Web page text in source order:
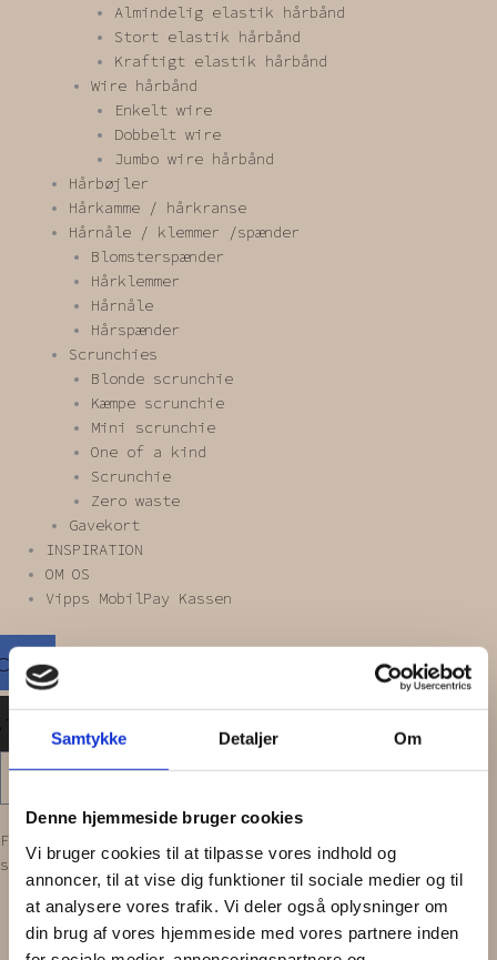
Samtykke Detaljer Om
Denne hjemmeside bruger cookies
Vi bruger cookies til at tilpasse vores indhold og
annoncer, til at vise dig funktioner til sociale medier og til
at analysere vores trafik. Vi deler også oplysninger om
din brug af vores hjemmeside med vores partnere inden
Almindelig elastik hårbånd
Stort elastik hårbånd
Kraftigt elastik hårbånd
Wire hårbånd
Enkelt wire
Dobbelt wire
Jumbo wire hårbånd
Hårbøjler
Hårkamme / hårkranse
Hårnåle / klemmer /spænder
Blomsterspænder
Hårklemmer
Hårnåle
Hårspænder
Scrunchies
Blonde scrunchie
Kæmpe scrunchie
Mini scrunchie
One of a kind
Scrunchie
Zero waste
Gavekort
INSPIRATION
OM OS
Vipps MobilPay Kassen
0Kurv
Forside
scrunchie/ KÆMPE SCRUNCHIE | Blomstret